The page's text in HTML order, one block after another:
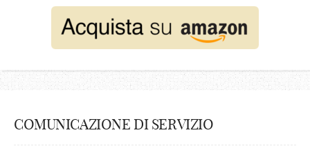
COMUNICAZIONE DI SERVIZIO